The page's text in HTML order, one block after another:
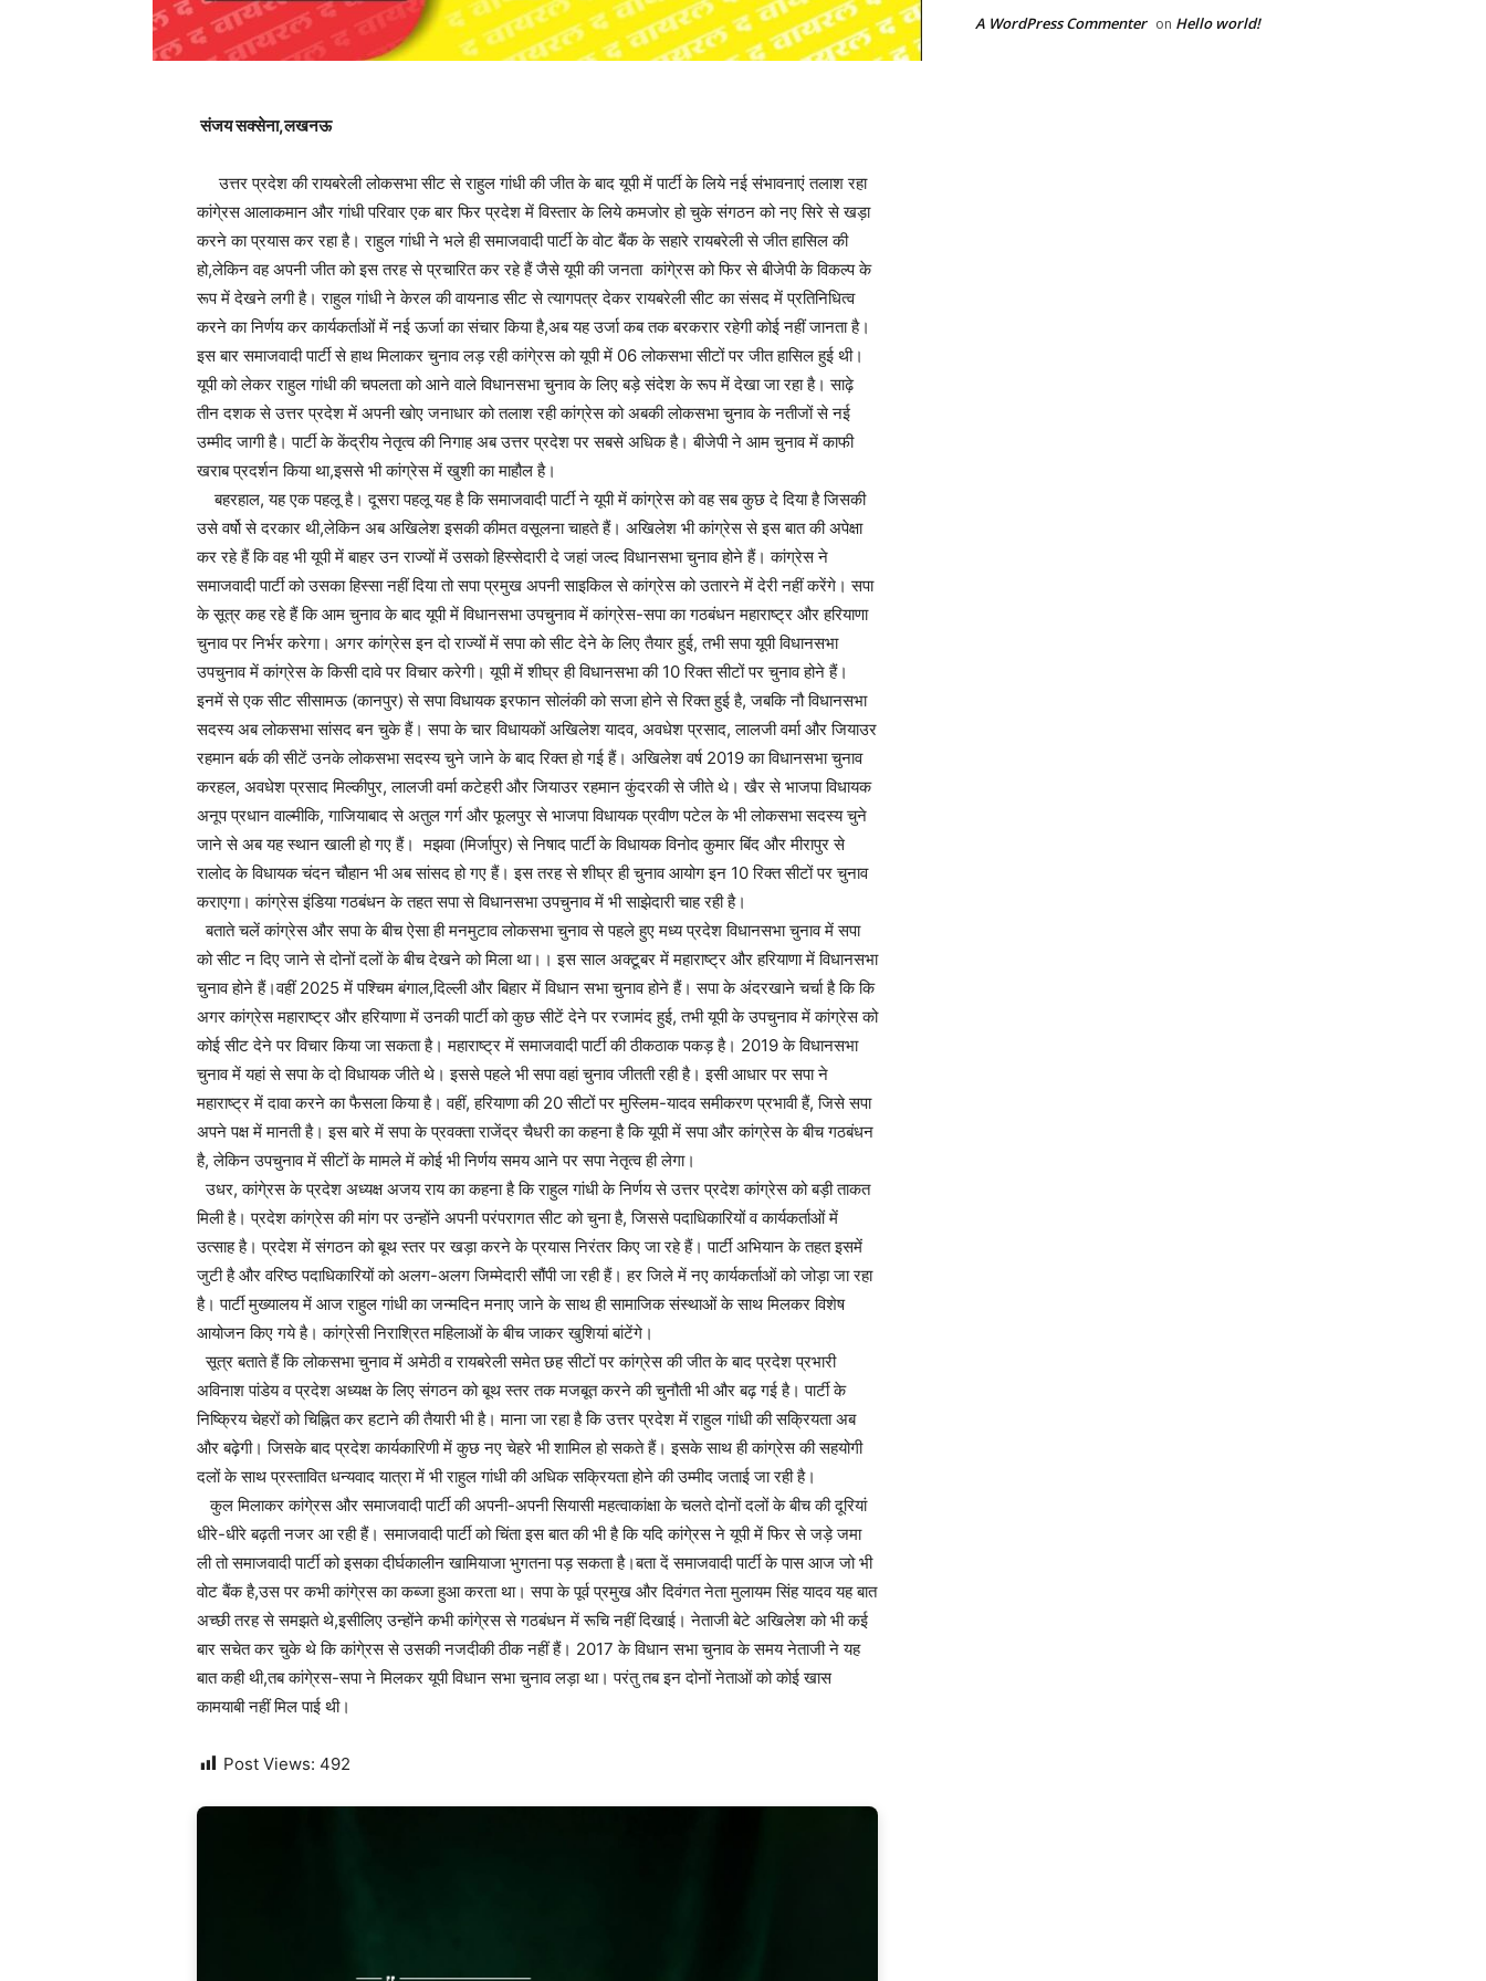
संजय सक्सेना,लखनऊ
उत्तर प्रदेश की रायबरेली लोकसभा सीट से राहुल गांधी की जीत के बाद यूपी में पार्टी के लिये नई संभावनाएं तलाश रहा
कांगे्रस आलाकमान और गांधी परिवार एक बार फिर प्रदेश में विस्तार के लिये कमजोर हो चुके संगठन को नए सिरे से खड़ा
करने का प्रयास कर रहा है। राहुल गांधी ने भले ही समाजवादी पार्टी के वोट बैंक के सहारे रायबरेली से जीत हासिल की
हो,लेकिन वह अपनी जीत को इस तरह से प्रचारित कर रहे हैं जैसे यूपी की जनता कांगे्रस को फिर से बीजेपी के विकल्प के
रूप में देखने लगी है। राहुल गांधी ने केरल की वायनाड सीट से त्यागपत्र देकर रायबरेली सीट का संसद में प्रतिनिधित्व
करने का निर्णय कर कार्यकर्ताओं में नई ऊर्जा का संचार किया है,अब यह उर्जा कब तक बरकरार रहेगी कोई नहीं जानता है।
इस बार समाजवादी पार्टी से हाथ मिलाकर चुनाव लड़ रही कांगे्रस को यूपी में 06 लोकसभा सीटों पर जीत हासिल हुई थी।
यूपी को लेकर राहुल गांधी की चपलता को आने वाले विधानसभा चुनाव के लिए बड़े संदेश के रूप में देखा जा रहा है। साढ़े
तीन दशक से उत्तर प्रदेश में अपनी खोए जनाधार को तलाश रही कांग्रेस को अबकी लोकसभा चुनाव के नतीजों से नई
उम्मीद जागी है। पार्टी के केंद्रीय नेतृत्व की निगाह अब उत्तर प्रदेश पर सबसे अधिक है। बीजेपी ने आम चुनाव में काफी
खराब प्रदर्शन किया था,इससे भी कांग्रेस में खुशी का माहौल है।
बहरहाल, यह एक पहलू है। दूसरा पहलू यह है कि समाजवादी पार्टी ने यूपी में कांग्रेस को वह सब कुछ दे दिया है जिसकी
उसे वर्षो से दरकार थी,लेकिन अब अखिलेश इसकी कीमत वसूलना चाहते हैं। अखिलेश भी कांग्रेस से इस बात की अपेक्षा
कर रहे हैं कि वह भी यूपी में बाहर उन राज्यों में उसको हिस्सेदारी दे जहां जल्द विधानसभा चुनाव होने हैं। कांग्रेस ने
समाजवादी पार्टी को उसका हिस्सा नहीं दिया तो सपा प्रमुख अपनी साइकिल से कांग्रेस को उतारने में देरी नहीं करेंगे। सपा
के सूत्र कह रहे हैं कि आम चुनाव के बाद यूपी में विधानसभा उपचुनाव में कांग्रेस-सपा का गठबंधन महाराष्ट्र और हरियाणा
चुनाव पर निर्भर करेगा। अगर कांग्रेस इन दो राज्यों में सपा को सीट देने के लिए तैयार हुई, तभी सपा यूपी विधानसभा
उपचुनाव में कांग्रेस के किसी दावे पर विचार करेगी। यूपी में शीघ्र ही विधानसभा की 10 रिक्त सीटों पर चुनाव होने हैं।
इनमें से एक सीट सीसामऊ (कानपुर) से सपा विधायक इरफान सोलंकी को सजा होने से रिक्त हुई है, जबकि नौ विधानसभा
सदस्य अब लोकसभा सांसद बन चुके हैं। सपा के चार विधायकों अखिलेश यादव, अवधेश प्रसाद, लालजी वर्मा और जियाउर
रहमान बर्क की सीटें उनके लोकसभा सदस्य चुने जाने के बाद रिक्त हो गई हैं। अखिलेश वर्ष 2019 का विधानसभा चुनाव
करहल, अवधेश प्रसाद मिल्कीपुर, लालजी वर्मा कटेहरी और जियाउर रहमान कुंदरकी से जीते थे। खैर से भाजपा विधायक
अनूप प्रधान वाल्मीकि, गाजियाबाद से अतुल गर्ग और फूलपुर से भाजपा विधायक प्रवीण पटेल के भी लोकसभा सदस्य चुने
जाने से अब यह स्थान खाली हो गए हैं। मझवा (मिर्जापुर) से निषाद पार्टी के विधायक विनोद कुमार बिंद और मीरापुर से
रालोद के विधायक चंदन चौहान भी अब सांसद हो गए हैं। इस तरह से शीघ्र ही चुनाव आयोग इन 10 रिक्त सीटों पर चुनाव
कराएगा। कांग्रेस इंडिया गठबंधन के तहत सपा से विधानसभा उपचुनाव में भी साझेदारी चाह रही है।
बताते चलें कांग्रेस और सपा के बीच ऐसा ही मनमुटाव लोकसभा चुनाव से पहले हुए मध्य प्रदेश विधानसभा चुनाव में सपा
को सीट न दिए जाने से दोनों दलों के बीच देखने को मिला था।। इस साल अक्टूबर में महाराष्ट्र और हरियाणा में विधानसभा
चुनाव होने हैं।वहीं 2025 में पश्चिम बंगाल,दिल्ली और बिहार में विधान सभा चुनाव होने हैं। सपा के अंदरखाने चर्चा है कि कि
अगर कांग्रेस महाराष्ट्र और हरियाणा में उनकी पार्टी को कुछ सीटें देने पर रजामंद हुई, तभी यूपी के उपचुनाव में कांग्रेस को
कोई सीट देने पर विचार किया जा सकता है। महाराष्ट्र में समाजवादी पार्टी की ठीकठाक पकड़ है। 2019 के विधानसभा
चुनाव में यहां से सपा के दो विधायक जीते थे। इससे पहले भी सपा वहां चुनाव जीतती रही है। इसी आधार पर सपा ने
महाराष्ट्र में दावा करने का फैसला किया है। वहीं, हरियाणा की 20 सीटों पर मुस्लिम-यादव समीकरण प्रभावी हैं, जिसे सपा
अपने पक्ष में मानती है। इस बारे में सपा के प्रवक्ता राजेंद्र चैधरी का कहना है कि यूपी में सपा और कांग्रेस के बीच गठबंधन
है, लेकिन उपचुनाव में सीटों के मामले में कोई भी निर्णय समय आने पर सपा नेतृत्व ही लेगा।
उधर, कांगे्रस के प्रदेश अध्यक्ष अजय राय का कहना है कि राहुल गांधी के निर्णय से उत्तर प्रदेश कांग्रेस को बड़ी ताकत
मिली है। प्रदेश कांग्रेस की मांग पर उन्होंने अपनी परंपरागत सीट को चुना है, जिससे पदाधिकारियों व कार्यकर्ताओं में
उत्साह है। प्रदेश में संगठन को बूथ स्तर पर खड़ा करने के प्रयास निरंतर किए जा रहे हैं। पार्टी अभियान के तहत इसमें
जुटी है और वरिष्ठ पदाधिकारियों को अलग-अलग जिम्मेदारी सौंपी जा रही हैं। हर जिले में नए कार्यकर्ताओं को जोड़ा जा रहा
है। पार्टी मुख्यालय में आज राहुल गांधी का जन्मदिन मनाए जाने के साथ ही सामाजिक संस्थाओं के साथ मिलकर विशेष
आयोजन किए गये है। कांग्रेसी निराश्रित महिलाओं के बीच जाकर खुशियां बांटेंगे।
सूत्र बताते हैं कि लोकसभा चुनाव में अमेठी व रायबरेली समेत छह सीटों पर कांग्रेस की जीत के बाद प्रदेश प्रभारी
अविनाश पांडेय व प्रदेश अध्यक्ष के लिए संगठन को बूथ स्तर तक मजबूत करने की चुनौती भी और बढ़ गई है। पार्टी के
निष्क्रिय चेहरों को चिह्नित कर हटाने की तैयारी भी है। माना जा रहा है कि उत्तर प्रदेश में राहुल गांधी की सक्रियता अब
और बढ़ेगी। जिसके बाद प्रदेश कार्यकारिणी में कुछ नए चेहरे भी शामिल हो सकते हैं। इसके साथ ही कांग्रेस की सहयोगी
दलों के साथ प्रस्तावित धन्यवाद यात्रा में भी राहुल गांधी की अधिक सक्रियता होने की उम्मीद जताई जा रही है।
कुल मिलाकर कांगे्रस और समाजवादी पार्टी की अपनी-अपनी सियासी महत्वाकांक्षा के चलते दोनों दलों के बीच की दूरियां
धीरे-धीरे बढ़ती नजर आ रही हैं। समाजवादी पार्टी को चिंता इस बात की भी है कि यदि कांगे्रस ने यूपी में फिर से जड़े जमा
ली तो समाजवादी पार्टी को इसका दीर्घकालीन खामियाजा भुगतना पड़ सकता है।बता दें समाजवादी पार्टी के पास आज जो भी
वोट बैंक है,उस पर कभी कांगे्रस का कब्जा हुआ करता था। सपा के पूर्व प्रमुख और दिवंगत नेता मुलायम सिंह यादव यह बात
अच्छी तरह से समझते थे,इसीलिए उन्होंने कभी कांगे्रस से गठबंधन में रूचि नहीं दिखाई। नेताजी बेटे अखिलेश को भी कई
बार सचेत कर चुके थे कि कांगे्रस से उसकी नजदीकी ठीक नहीं हैं। 2017 के विधान सभा चुनाव के समय नेताजी ने यह
बात कही थी,तब कांगे्रस-सपा ने मिलकर यूपी विधान सभा चुनाव लड़ा था। परंतु तब इन दोनों नेताओं को कोई खास
कामयाबी नहीं मिल पाई थी।
Post Views: 492
A WordPress Commenter on Hello world!